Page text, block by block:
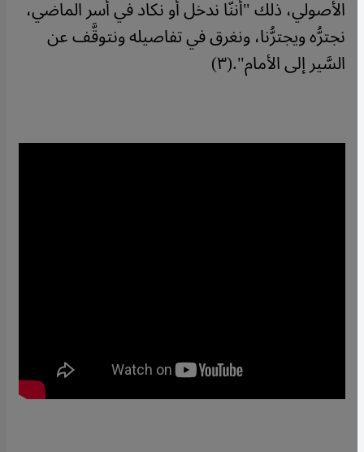
الأصولي، ذلك "أننّا ندخل أو نكاد في أسر الماضي،
نجترُّه ويجترُّنا، ونغرق في تفاصيله ونتوقَّف عن
السَّير إلى الأمام".(٣)